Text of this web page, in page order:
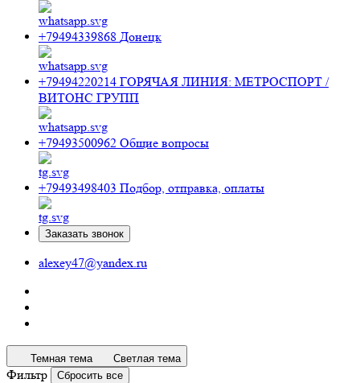
+79494339868 Донецк
+79494220214 ГОРЯЧАЯ ЛИНИЯ: МЕТРОСПОРТ /
ВИТОНС ГРУПП
+79493500962 Общие вопросы
+79493498403 Подбор, отправка, оплаты
Заказать звонок
alexey47@yandex.ru
Темная тема Светлая тема
Фильтр Сбросить все